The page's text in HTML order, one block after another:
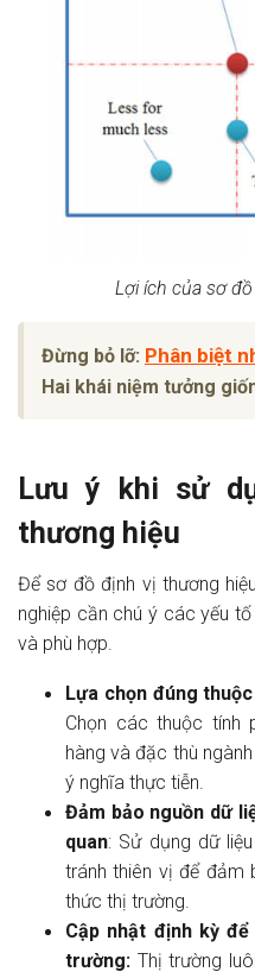
Lợi ích của sơ
Đừng bỏ lỡ: Phân biệt
Hai khái niệm tưởng
Lưu ý khi sử
thương hiệu
Để sơ đồ định vị thương
nghiệp cần chú ý các yếu
và phù hợp.
Lựa chọn đúng
Chọn các thuộc tính
hàng và đặc thù
ý nghĩa thực tiễn.
Đảm bảo nguồn dữ
quan: Sử dụng dữ
tránh thiên vị để đảm
thức thị trường.
Cập nhật định kỳ
trường: Thị trường